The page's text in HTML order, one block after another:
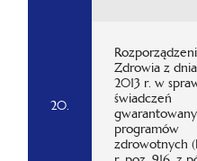
20.
Zdrowia z
2013 r. w
świadczeń
programów
zdrowotnych